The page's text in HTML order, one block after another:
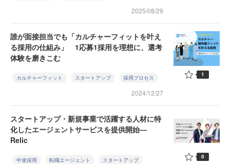
2025/08/29
誰が面接担当でも「カルチャーフィットを叶え
る採用の仕組み」 1応募1採用を理想に、選考
体験を磨きこむ
カルチャーフィット スタートアップ 採用プロセス
2024/12/27
1
スタートアップ・新規事業で活躍する人材に特
化したエージェントサービスを提供開始—
Relic
中途採用 転職エージェント スタートアップ 0